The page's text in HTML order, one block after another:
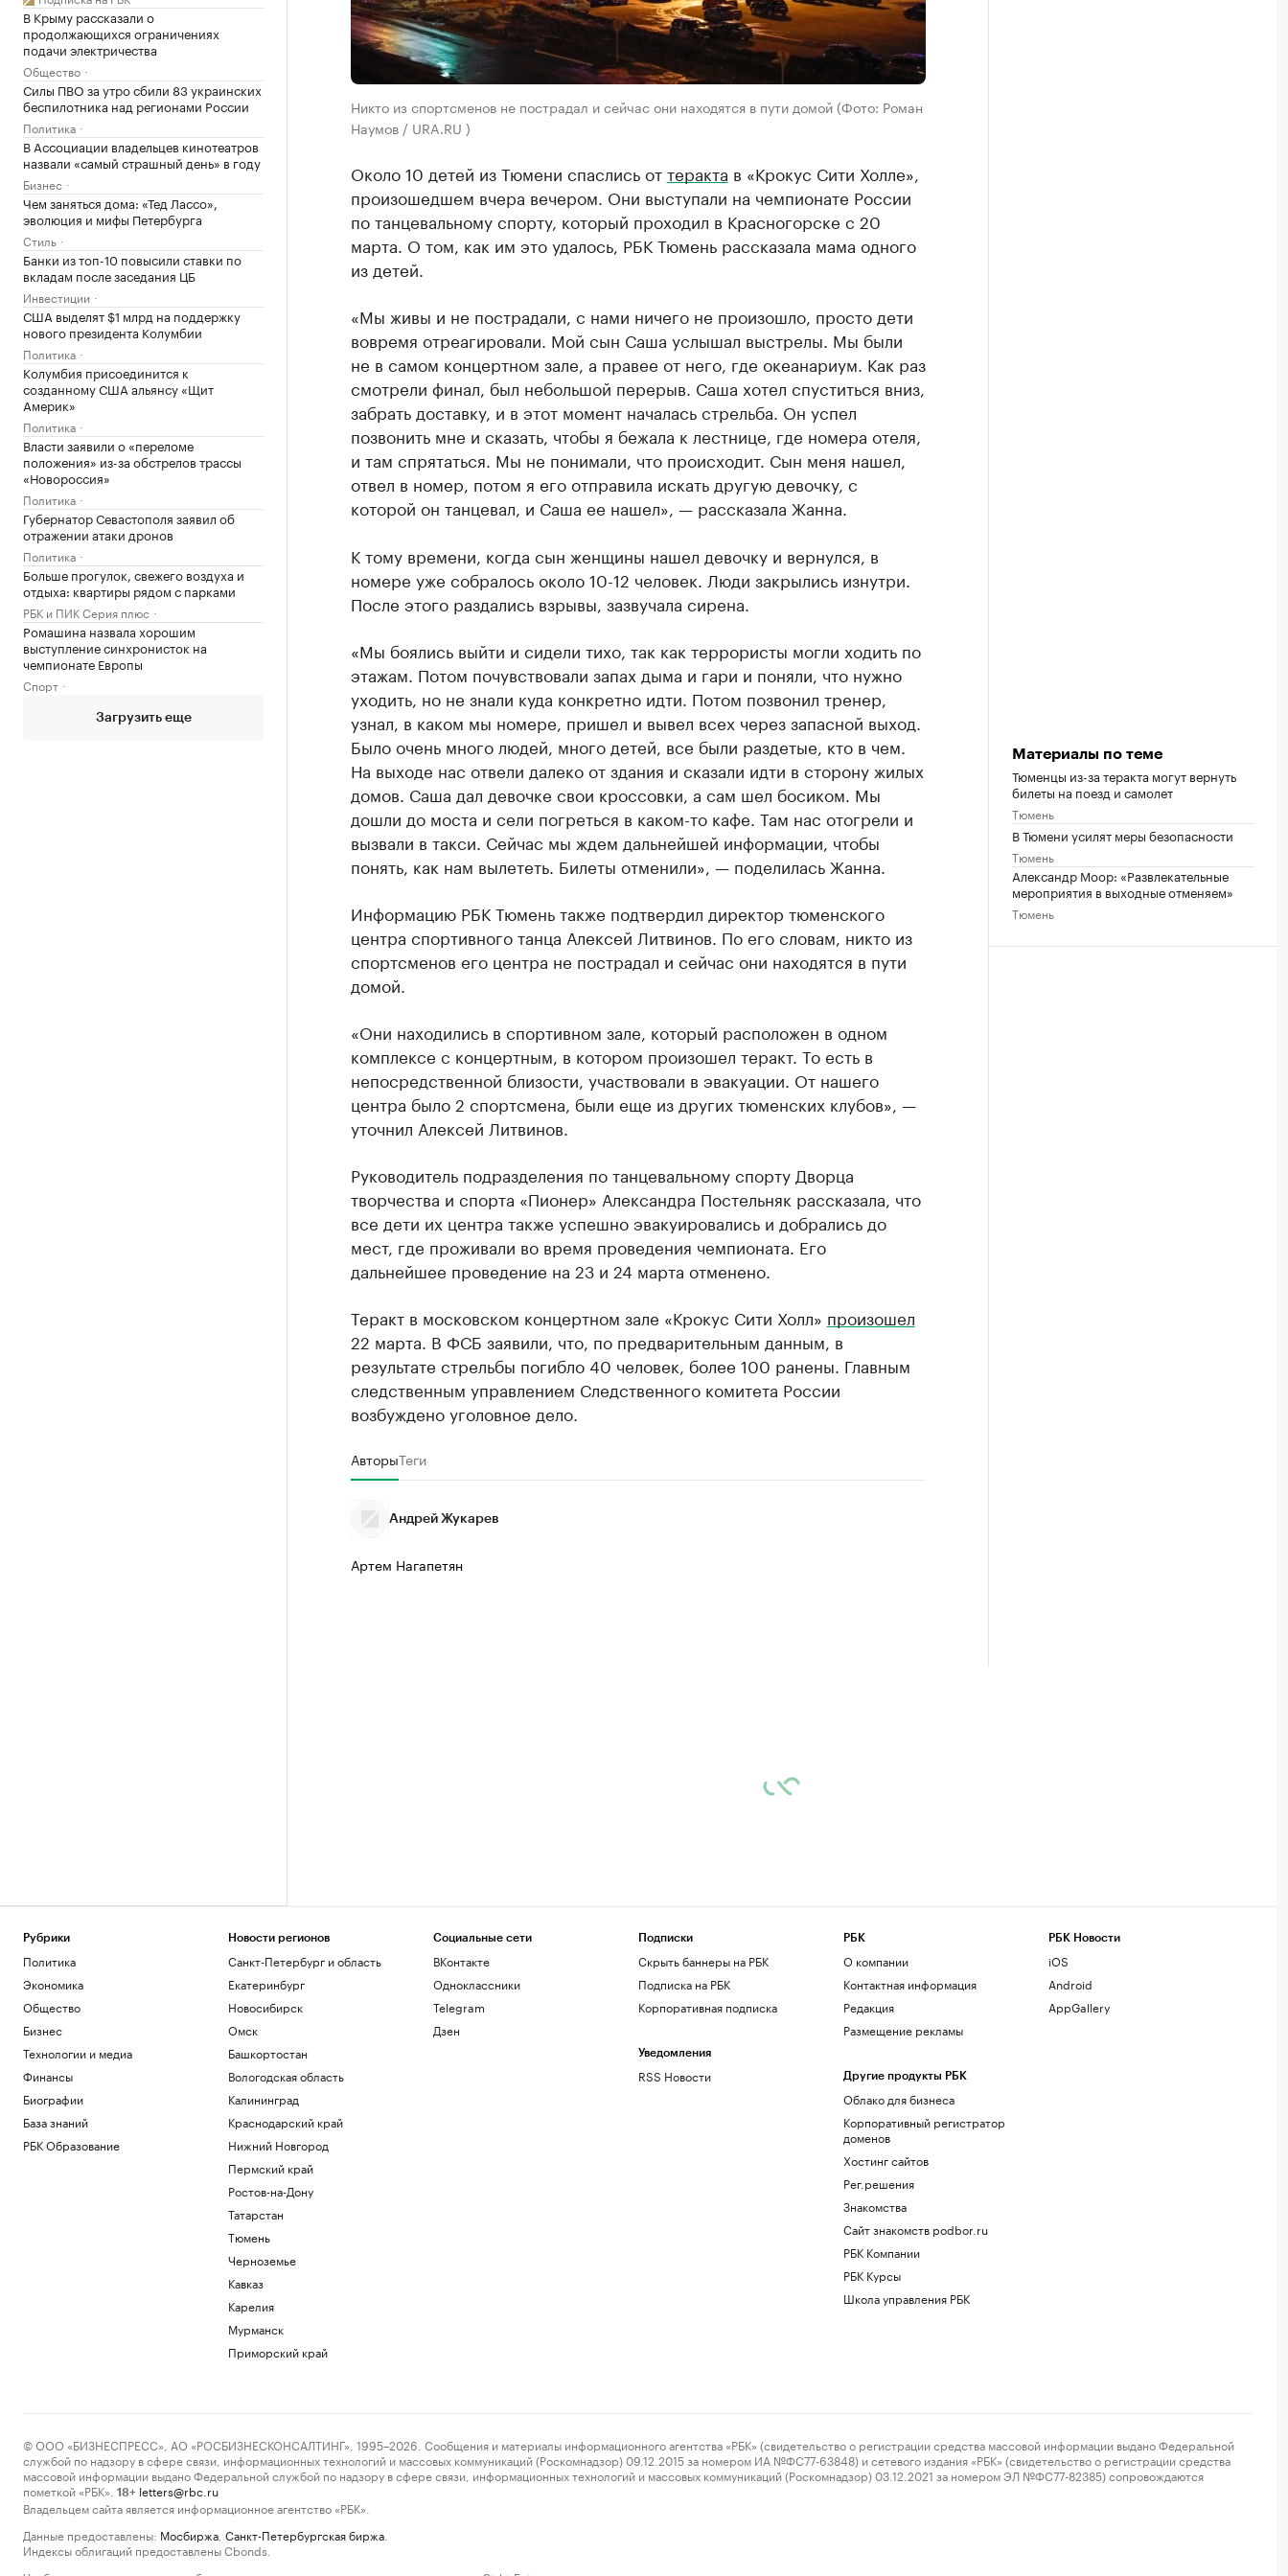
В Крыму рассказали о
продолжающихся ограничениях
подачи электричества
Общество
Силы ПВО за утро сбили 83 украинских
беспилотника над регионами России
Политика
В Ассоциации владельцев кинотеатров
назвали «самый страшный день» в году
Бизнес
Чем заняться дома: «Тед Лассо»,
эволюция и мифы Петербурга
Стиль
Банки из топ-10 повысили ставки по
вкладам после заседания ЦБ
Инвестиции
США выделят $1 млрд на поддержку
нового президента Колумбии
Политика
Колумбия присоединится к
созданному США альянсу «Щит
Америк»
Политика
Власти заявили о «переломе
положения» из-за обстрелов трассы
«Новороссия»
Политика
Губернатор Севастополя заявил об
отражении атаки дронов
Политика
Больше прогулок, свежего воздуха и
отдыха: квартиры рядом с парками
РБК и ПИК Серия плюс
Ромашина назвала хорошим
выступление синхронисток на
чемпионате Европы
Спорт
Загрузить еще
Никто из спортсменов не пострадал и сейчас они находятся в пути домой (Фото: Роман
Наумов / URA.RU )
Около 10 детей из Тюмени спаслись оттеракта в «Крокус Сити Холле»,
произошедшем вчера вечером. Они выступали на чемпионате России
по танцевальному спорту, который проходил в Красногорске с 20
марта. О том, как им это удалось, РБК Тюмень рассказала мама одного
из детей.
«Мы живы и не пострадали, с нами ничего не произошло, просто дети
вовремя отреагировали. Мой сын Саша услышал выстрелы. Мы были
не в самом концертном зале, а правее от него, где океанариум. Как раз
смотрели финал, был небольшой перерыв. Саша хотел спуститься вниз,
забрать доставку, и в этот момент началась стрельба. Он успел
позвонить мне и сказать, чтобы я бежала к лестнице, где номера отеля,
и там спрятаться. Мы не понимали, что происходит. Сын меня нашел,
отвел в номер, потом я его отправила искать другую девочку, с
которой он танцевал, и Саша ее нашел», — рассказала Жанна.
К тому времени, когда сын женщины нашел девочку и вернулся, в
номере уже собралось около 10-12 человек. Люди закрылись изнутри.
После этого раздались взрывы, зазвучала сирена.
«Мы боялись выйти и сидели тихо, так как террористы могли ходить по
этажам. Потом почувствовали запах дыма и гари и поняли, что нужно
уходить, но не знали куда конкретно идти. Потом позвонил тренер,
узнал, в каком мы номере, пришел и вывел всех через запасной выход.
Было очень много людей, много детей, все были раздетые, кто в чем.
На выходе нас отвели далеко от здания и сказали идти в сторону жилых
домов. Саша дал девочке свои кроссовки, а сам шел босиком. Мы
дошли до моста и сели погреться в каком-то кафе. Там нас отогрели и
вызвали в такси. Сейчас мы ждем дальнейшей информации, чтобы
понять, как нам вылететь. Билеты отменили», — поделилась Жанна.
Информацию РБК Тюмень также подтвердил директор тюменского
центра спортивного танца Алексей Литвинов. По его словам, никто из
спортсменов его центра не пострадал и сейчас они находятся в пути
домой.
«Они находились в спортивном зале, который расположен в одном
комплексе с концертным, в котором произошел теракт. То есть в
непосредственной близости, участвовали в эвакуации. От нашего
центра было 2 спортсмена, были еще из других тюменских клубов», —
уточнил Алексей Литвинов.
Руководитель подразделения по танцевальному спорту Дворца
творчества и спорта «Пионер» Александра Постельняк рассказала, что
все дети их центра также успешно эвакуировались и добрались до
мест, где проживали во время проведения чемпионата. Его
дальнейшее проведение на 23 и 24 марта отменено.
Теракт в московском концертном зале «Крокус Сити Холл» произошел
22 марта. В ФСБ заявили, что, по предварительным данным, в
результате стрельбы погибло 40 человек, более 100 ранены. Главным
следственным управлением Следственного комитета России
возбуждено уголовное дело.
АвторыТеги
Андрей Жукарев
Артем Нагапетян
Материалы по теме
Тюменцы из-за теракта могут вернуть
билеты на поезд и самолет
Тюмень
В Тюмени усилят меры безопасности
Тюмень
Александр Моор: «Развлекательные
мероприятия в выходные отменяем»
Тюмень
Рубрики
Политика
Экономика
Общество
Бизнес
Технологии и медиа
Финансы
Биографии
База знаний
РБК Образование
Новости регионов
Санкт-Петербург и область
Екатеринбург
Новосибирск
Омск
Башкортостан
Вологодская область
Калининград
Краснодарский край
Нижний Новгород
Пермский край
Ростов-на-Дону
Татарстан
Тюмень
Черноземье
Кавказ
Карелия
Мурманск
Приморский край
Социальные сети
ВКонтакте
Одноклассники
Telegram
Дзен
Подписки
Скрыть баннеры на РБК
Подписка на РБК
Корпоративная подписка
Уведомления
RSS Новости
РБК
О компании
Контактная информация
Редакция
Размещение рекламы
Другие продукты РБК
Облако для бизнеса
Корпоративный регистратор
доменов
Хостинг сайтов
Рег.решения
Знакомства
Сайт знакомств podbor.ru
РБК Компании
РБК Курсы
Школа управления РБК
РБК Новости
iOS
Android
AppGallery
© ООО «БИЗНЕСПРЕСС», АО «РОСБИЗНЕСКОНСАЛТИНГ», 1995–2026. Сообщения и материалы информационного агентства «РБК» (свидетельство о регистрации средства массовой информации выдано Федеральной
службой по надзору в сфере связи, информационных технологий и массовых коммуникаций (Роскомнадзор) 09.12.2015 за номером ИА №ФС77-63848) и сетевого издания «РБК» (свидетельство о регистрации средства
массовой информации выдано Федеральной службой по надзору в сфере связи, информационных технологий и массовых коммуникаций (Роскомнадзор) 03.12.2021 за номером ЭЛ №ФС77-82385) сопровождаются
пометкой «РБК».
18+ letters@rbc.ru
Владельцем сайта является информационное агентство «РБК».
Данные предоставлены: Мосбиржа Санкт-Петербургская биржа
Индексы облигаций предоставлены Cbonds.